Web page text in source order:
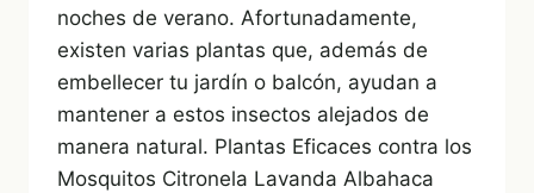
noches de verano. Afortunadamente,
existen varias plantas que, además de
embellecer tu jardín o balcón, ayudan a
mantener a estos insectos alejados de
manera natural. Plantas Eficaces contra los
Mosquitos Citronela Lavanda Albahaca